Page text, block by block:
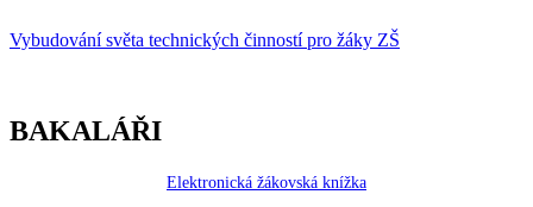
Vybudování světa technických činností pro žáky ZŠ
BAKALÁŘI
Elektronická žákovská knížka